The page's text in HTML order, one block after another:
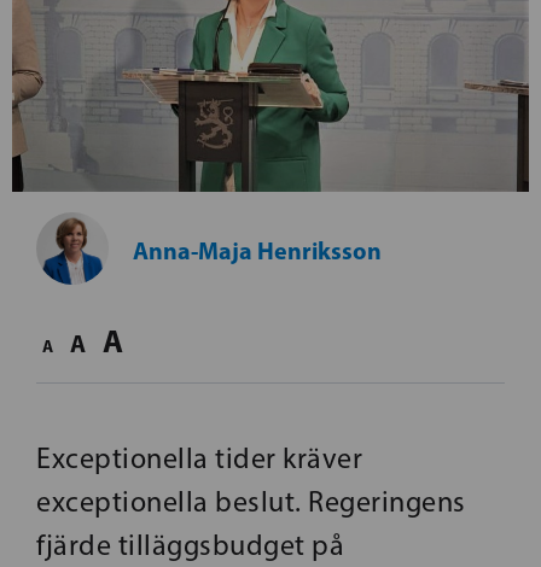
Anna-Maja Henriksson
A A A
Exceptionella tider kräver
exceptionella beslut. Regeringens
fjärde tilläggsbudget på